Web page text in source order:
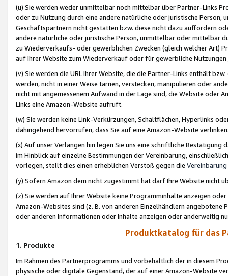
(u) Sie werden weder unmittelbar noch mittelbar über Partner-Links
oder zu Nutzung durch eine andere natürliche oder juristische
Geschäftspartnern nicht gestatten bzw. diese nicht dazu auffordern
andere natürliche oder juristische Person, unmittelbar oder mittelbar
zu Wiederverkaufs- oder gewerblichen Zwecken (gleich welcher Art)
auf Ihrer Website zum Wiederverkauf oder für gewerbliche
(v) Sie werden die URL Ihrer Website, die die Partner-Links enthält
werden, nicht in einer Weise tarnen, verstecken, manipulieren oder
nicht mit angemessenem Aufwand in der Lage sind, die Website oder
Links eine Amazon-Website aufruft.
(w) Sie werden keine Link-Verkürzungen, Schaltflächen, Hyperlinks
dahingehend hervorrufen, dass Sie auf eine Amazon-Website
(x) Auf unser Verlangen hin legen Sie uns eine schriftliche
im Hinblick auf einzelne Bestimmungen der Vereinbarung,
vorlegen, stellt dies einen erheblichen Verstoß gegen die Vereinbarung
(y) Sofern Amazon dem nicht zugestimmt hat darf Ihre Website nicht
(z) Sie werden auf Ihrer Website keine Programminhalte anzeigen
Amazon-Websites sind (z. B. von anderen Einzelhändlern
oder anderen Informationen oder Inhalte anzeigen oder anderweitig
Produktkatalog für das
1. Produkte
Im Rahmen des Partnerprogramms und vorbehaltlich der in diesem
physische oder digitale Gegenstand, der auf einer Amazon-Website